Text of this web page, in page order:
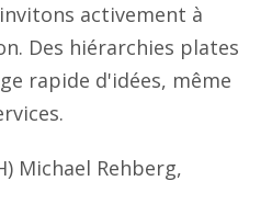
activement à
Des hiérarchies plates
rapide d'idées, même
Michael Rehberg,